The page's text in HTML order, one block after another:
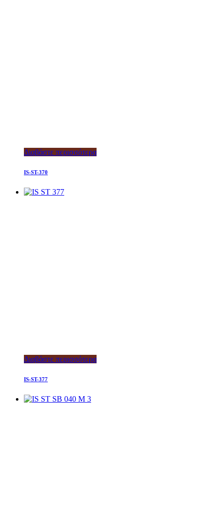
Διαβάστε περισσότερα
IS-ST-370
Διαβάστε περισσότερα
IS-ST-377